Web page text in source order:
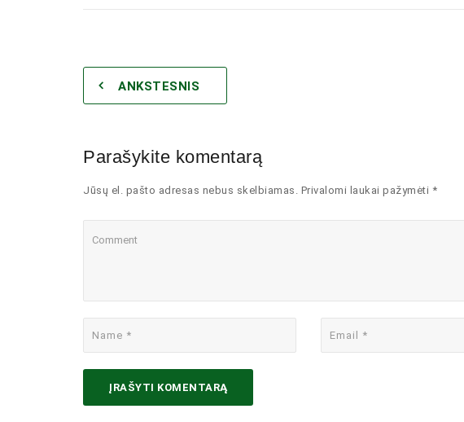
ANKSTESNIS
Parašykite komentarą
Jūsų el. pašto adresas nebus skelbiamas. Privalomi laukai pažymėti *